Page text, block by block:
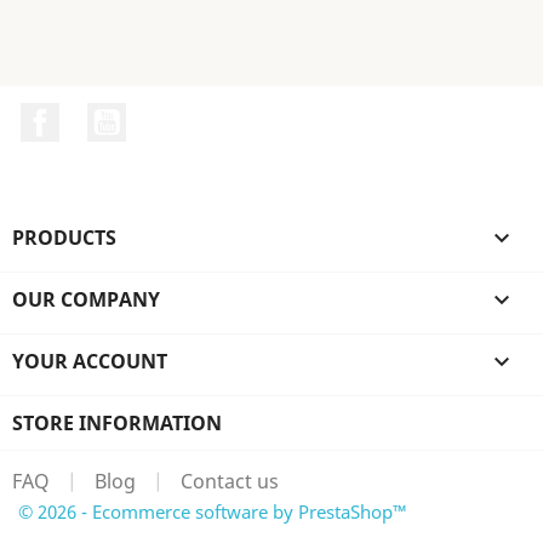
PRODUCTS 
OUR COMPANY 
YOUR ACCOUNT 
STORE INFORMATION
FAQ | Blog | Contact us
© 2026 - Ecommerce software by PrestaShop™